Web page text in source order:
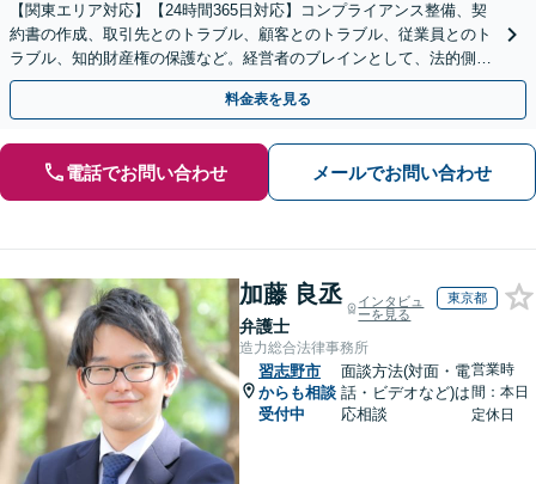
【関東エリア対応】【24時間365日対応】コンプライアンス整備、契
約書の作成、取引先とのトラブル、顧客とのトラブル、従業員とのト
ラブル、知的財産権の保護など。経営者のブレインとして、法的側面
より力強く事業をサポートします。【初回相談無料】
料金表を見る
電話でお問い合わせ メールでお問い合わせ
加藤 良丞
弁護士
インタビュ
ーを見る
東京都
造力総合法律事務所
習志野市
からも相談
受付中
面談方法(対面・電
話・ビデオなど)は
応相談
営業時
間：本日
定休日